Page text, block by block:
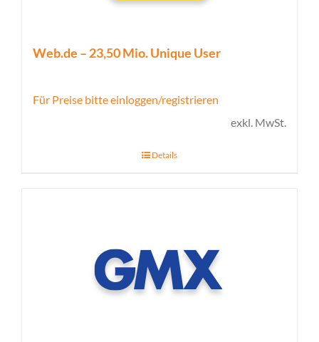
Web.de – 23,50 Mio. Unique User
Für Preise bitte einloggen/registrieren
exkl. MwSt.
Details